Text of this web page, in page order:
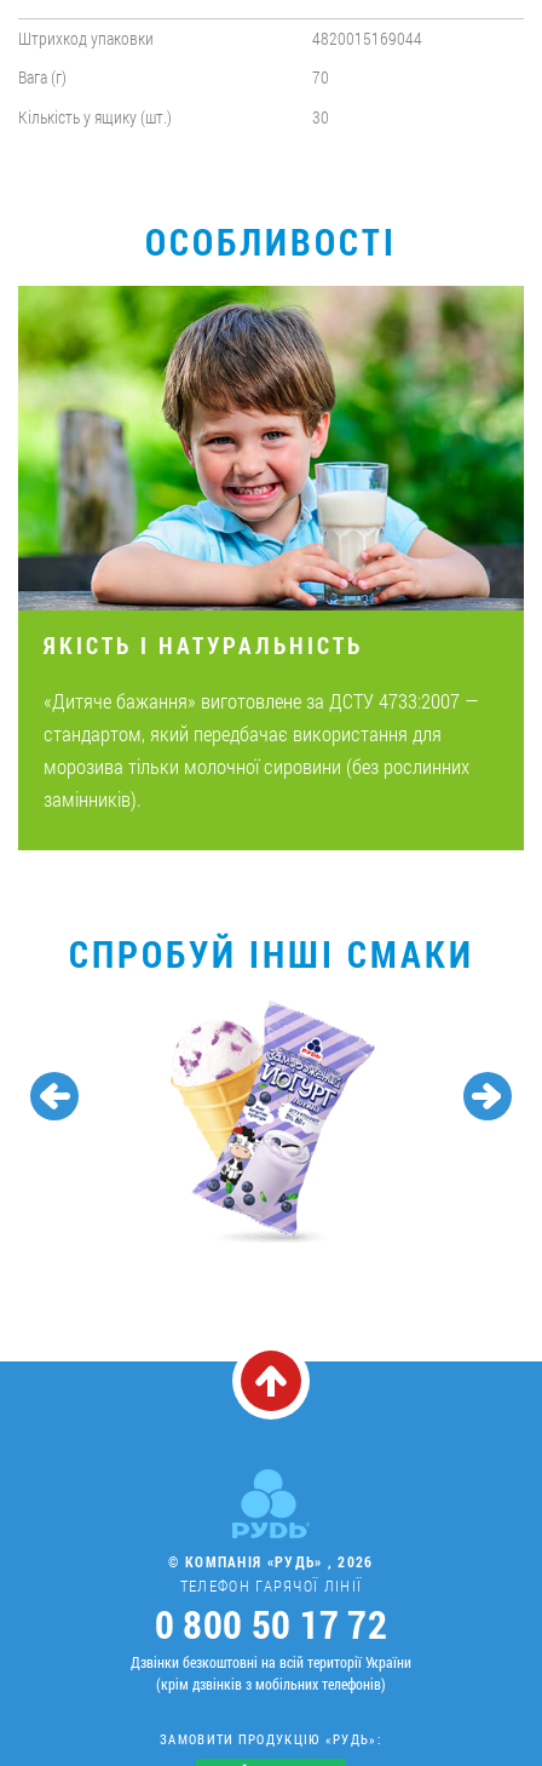
Штрихкод упаковки
4820015169044
Вага (г)
70
Кількість у ящику (шт.)
30
ОСОБЛИВОСТІ
ЯКІСТЬ І НАТУРАЛЬНІСТЬ
«Дитяче бажання» виготовлене за ДСТУ 4733:2007 —
стандартом, який передбачає використання для
морозива тільки молочної сировини (без рослинних
замінників).
СПРОБУЙ ІНШІ СМАКИ
© КОМПАНІЯ «РУДЬ» , 2026
ТЕЛЕФОН ГАРЯЧОЇ ЛІНІЇ
0 800 50 17 72
Дзвінки безкоштовні на всій території України
(крім дзвінків з мобільних телефонів)
ЗАМОВИТИ ПРОДУКЦІЮ «РУДЬ»: